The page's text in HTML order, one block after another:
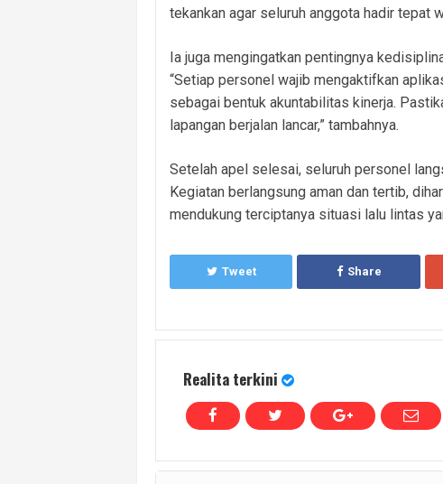
tekankan agar seluruh anggota hadir tepat
Ia juga mengingatkan pentingnya
“Setiap personel wajib mengaktifkan
sebagai bentuk akuntabilitas kinerja.
lapangan berjalan lancar,” tambahnya.
Setelah apel selesai, seluruh personel
Kegiatan berlangsung aman dan tertib,
mendukung terciptanya situasi lalu lintas
Tweet Share
Realita terkini